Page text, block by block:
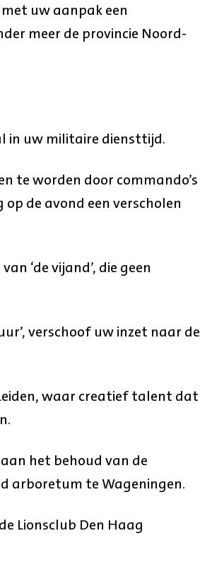
uw aanpak een
meer de provincie Noord-
in uw militaire diensttijd.
te worden door commando’s
de avond een verscholen
‘de vijand’, die geen
verschoof uw inzet naar de
waar creatief talent dat
het behoud van de
arboretum te Wageningen.
Lionsclub Den Haag